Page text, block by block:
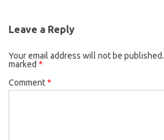
Leave a Reply
Your email address will not be published.
marked *
Comment*